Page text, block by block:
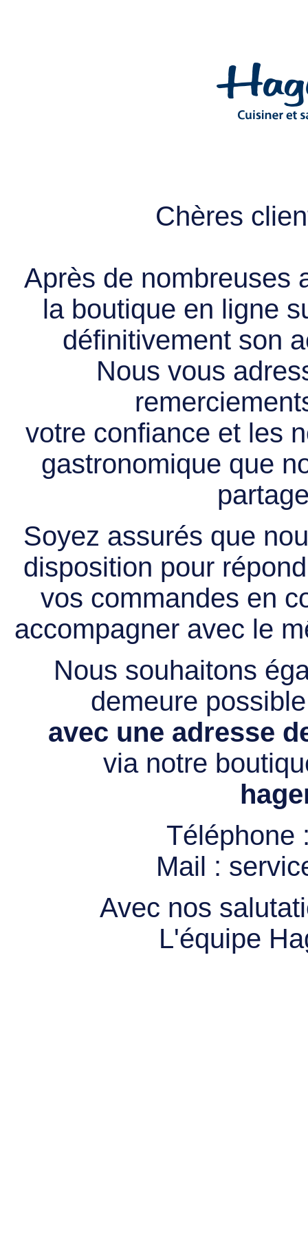
Chères
Après de nombreuses
la boutique en ligne
définitivement son
Nous vous
votre confiance et les
gastronomique que
Soyez assurés que
disposition pour
vos commandes en
accompagner avec le
Nous souhaitons
demeure
avec une adresse
via notre
Téléphone
Mail :
Avec nos
L'équipe